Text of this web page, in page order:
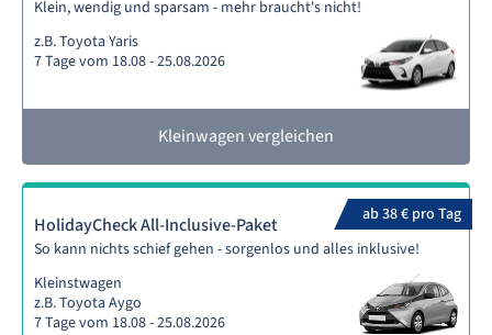
Klein, wendig und sparsam - mehr braucht's nicht!
z.B. Toyota Yaris
7 Tage vom 18.08 - 25.08.2026
Kleinwagen vergleichen
ab 38 € pro Tag
HolidayCheck All-Inclusive-Paket
So kann nichts schief gehen - sorgenlos und alles inklusive!
Kleinstwagen
z.B. Toyota Aygo
7 Tage vom 18.08 - 25.08.2026